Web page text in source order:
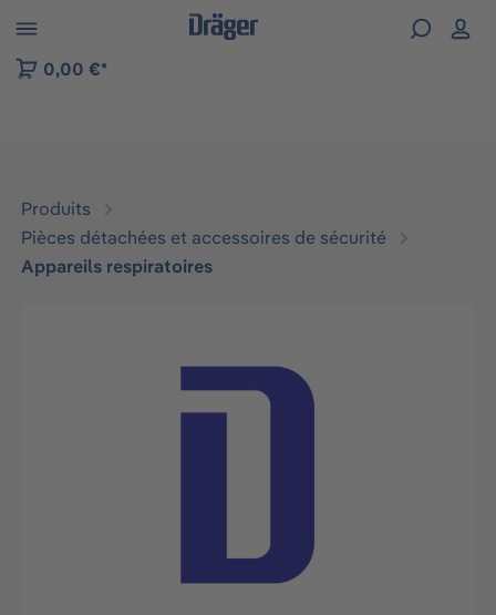
to B2B platform navigation
0,00 €*
Produits
Pièces détachées et accessoires de sécurité
Appareils respiratoires
Ignorer la galerie d'images